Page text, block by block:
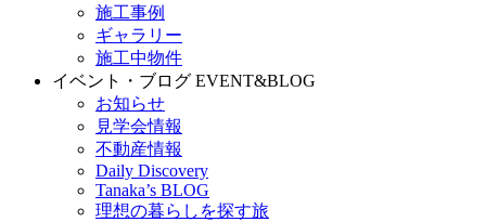
施工事例
ギャラリー
施工中物件
イベント・ブログ EVENT&BLOG
お知らせ
見学会情報
不動産情報
Daily Discovery
Tanaka’s BLOG
理想の暮らしを探す旅